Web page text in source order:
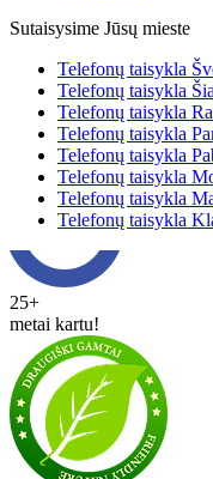
Sutaisysime Jūsų mieste
Telefonų taisykla
Telefonų taisykla
Telefonų taisykla
Telefonų taisykla
Telefonų taisykla
Telefonų taisykla
Telefonų taisykla
Telefonų taisykla
25+
metai kartu!